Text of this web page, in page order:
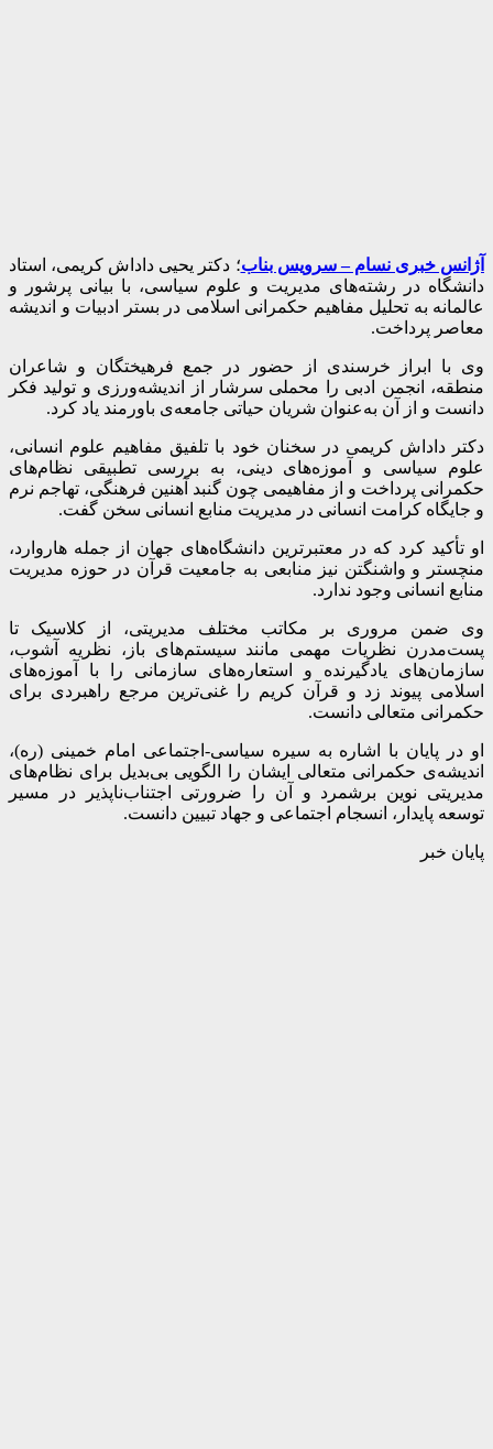
آژانس خبری نسام – سرویس بناب؛ دکتر یحیی داداش کریمی، استاد
دانشگاه در رشته‌های مدیریت و علوم سیاسی، با بیانی پرشور و
عالمانه به تحلیل مفاهیم حکمرانی اسلامی در بستر ادبیات و اندیشه
معاصر پرداخت.
وی با ابراز خرسندی از حضور در جمع فرهیختگان و شاعران
منطقه، انجمن ادبی را محملی سرشار از اندیشه‌ورزی و تولید فکر
دانست و از آن به‌عنوان شریان حیاتی جامعه‌ی باورمند یاد کرد.
دکتر داداش کریمی در سخنان خود با تلفیق مفاهیم علوم انسانی،
علوم سیاسی و آموزه‌های دینی، به بررسی تطبیقی نظام‌های
حکمرانی پرداخت و از مفاهیمی چون گنبد آهنین فرهنگی، تهاجم نرم
و جایگاه کرامت انسانی در مدیریت منابع انسانی سخن گفت.
او تأکید کرد که در معتبرترین دانشگاه‌های جهان از جمله هاروارد،
منچستر و واشنگتن نیز منابعی به جامعیت قرآن در حوزه مدیریت
منابع انسانی وجود ندارد.
وی ضمن مروری بر مکاتب مختلف مدیریتی، از کلاسیک تا
پست‌مدرن نظریات مهمی مانند سیستم‌های باز، نظریه آشوب،
سازمان‌های یادگیرنده و استعاره‌های سازمانی را با آموزه‌های
اسلامی پیوند زد و قرآن کریم را غنی‌ترین مرجع راهبردی برای
حکمرانی متعالی دانست.
او در پایان با اشاره به سیره سیاسی-اجتماعی امام خمینی (ره)،
اندیشه‌ی حکمرانی متعالی ایشان را الگویی بی‌بدیل برای نظام‌های
مدیریتی نوین برشمرد و آن را ضرورتی اجتناب‌ناپذیر در مسیر
توسعه پایدار، انسجام اجتماعی و جهاد تبیین دانست.
پایان خبر